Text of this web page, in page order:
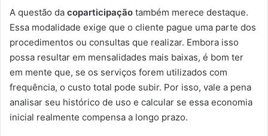
A questão da coparticipação também merece destaque.
Essa modalidade exige que o cliente pague uma parte dos
procedimentos ou consultas que realizar. Embora isso
possa resultar em mensalidades mais baixas, é bom ter
em mente que, se os serviços forem utilizados com
frequência, o custo total pode subir. Por isso, vale a pena
analisar seu histórico de uso e calcular se essa economia
inicial realmente compensa a longo prazo.